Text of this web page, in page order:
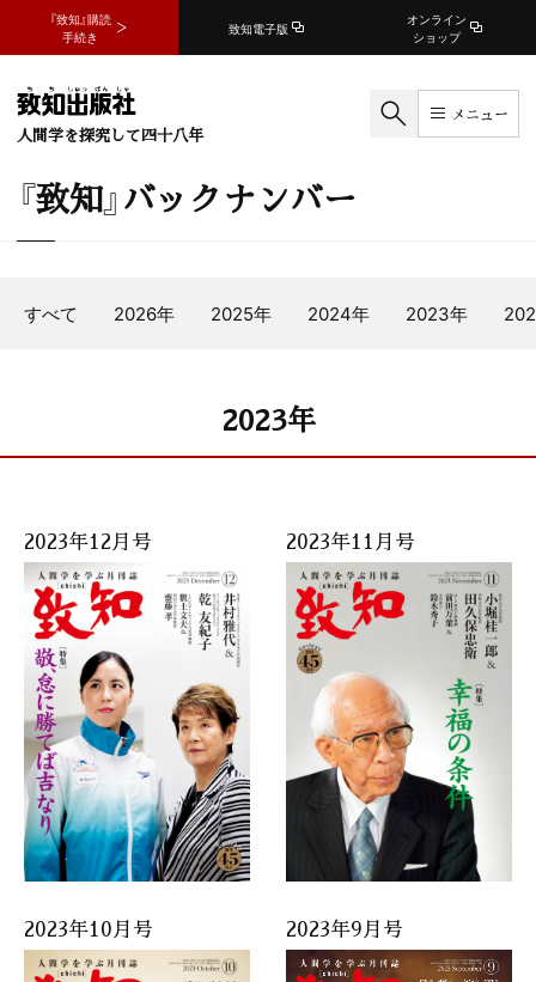
『致知』購読
手続き
致知電子版
オンライン
ショップ
人間学を探究して四十八年
メニュー
『致知』バックナンバー
すべて 2026年 2025年 2024年 2023年
2023年
2023年12月号 2023年11月号
2023年10月号 2023年9月号